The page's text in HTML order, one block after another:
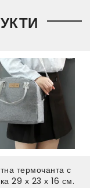
термочанта с
29 х 23 х 16 см.